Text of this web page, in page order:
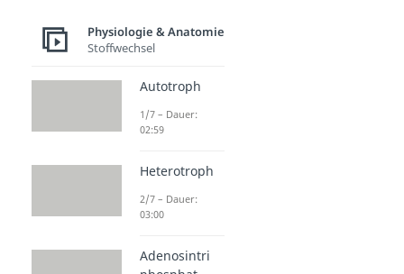
Physiologie & Anatomie
Stoffwechsel
Autotroph
1/7 – Dauer:
02:59
Heterotroph
2/7 – Dauer:
03:00
Adenosintri